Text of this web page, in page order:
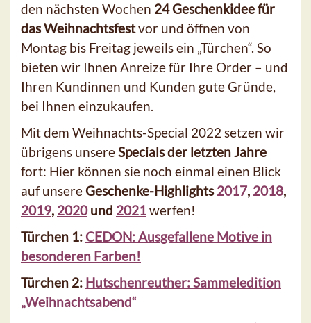
den nächsten Wochen 24 Geschenkidee für
das Weihnachtsfestvor und öffnen von
Montag bis Freitag jeweils ein „Türchen“. So
bieten wir Ihnen Anreize für Ihre Order – und
Ihren Kundinnen und Kunden gute Gründe,
bei Ihnen einzukaufen.
Mit dem Weihnachts-Special 2022 setzen wir
übrigens unsereSpecials der letzten Jahre
fort: Hier können sie noch einmal einen Blick
auf unsereGeschenke-Highlights2017, 2018,
2019, 2020und 2021werfen!
Türchen 1: CEDON: Ausgefallene Motive in
besonderen Farben!
Türchen 2: Hutschenreuther: Sammeledition
„Weihnachtsabend“